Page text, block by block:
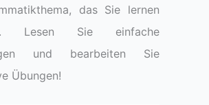
das Sie lernen
Lesen Sie einfache
und bearbeiten Sie
Übungen!